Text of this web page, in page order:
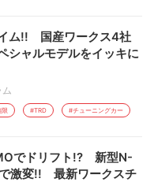
ム!! 国産ワークス4社
シャルモデルをイッキに
ム
#TRD #チューニングカー
でドリフト!? 新型N-
激変!! 最新ワークスチ